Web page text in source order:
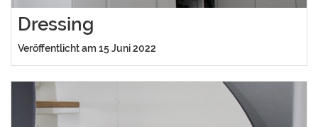
Dressing
Veröffentlicht am 15 Juni 2022